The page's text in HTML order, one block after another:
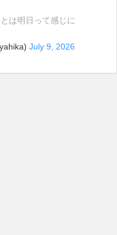
は明日って感じに
July 9, 2026